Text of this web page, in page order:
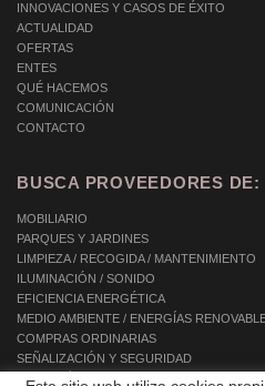
INNOVACIONES Y CASOS DE ÉXITO
ACTUALIDAD
OFERTAS
ENTES
QUÉ HACEMOS
COMUNICACIÓN
CONTACTO
BUSCA PROVEEDORES DE:
MOBILIARIO
PARQUES Y JARDINES
LIMPIEZA / RECOGIDA / MANTENIMIENTO
ILUMINACIÓN / SONIDO
EFICIENCIA ENERGÉTICA
MEDIO AMBIENTE / ENERGÍAS
COMPRAS ORDINARIAS
SEÑALIZACIÓN Y SEGURIDAD
INFORMÁTICA / TIC /